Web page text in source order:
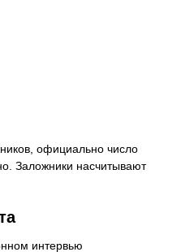
официально число
Заложники насчитывают
интервью